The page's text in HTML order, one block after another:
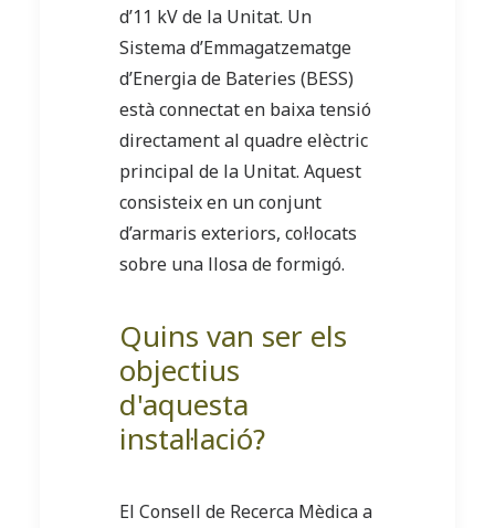
d’11 kV de la Unitat. Un
Sistema d’Emmagatzematge
d’Energia de Bateries (BESS)
està connectat en baixa tensió
directament al quadre elèctric
principal de la Unitat. Aquest
consisteix en un conjunt
d’armaris exteriors, col·locats
sobre una llosa de formigó.
Quins van ser els
objectius
d'aquesta
instal·lació?
El Consell de Recerca Mèdica a